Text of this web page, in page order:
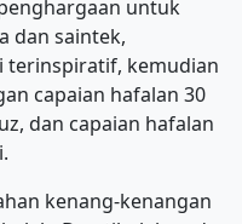
untuk
dan saintek,
terinspiratif, kemudian
capaian hafalan 30
dan capaian hafalan
kenang-kenangan